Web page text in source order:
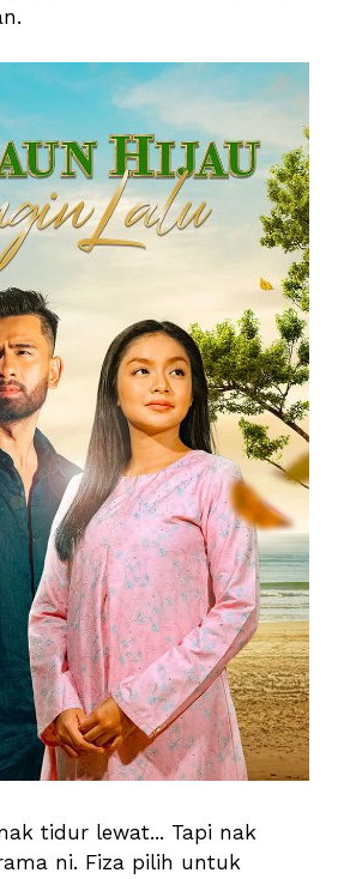
tidur lewat... Tapi nak
ni. Fiza pilih untuk